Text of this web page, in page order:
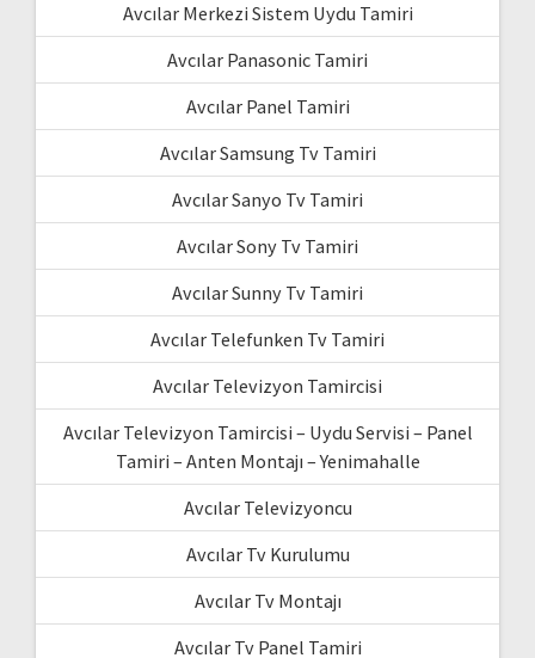
Avcılar Merkezi Sistem Uydu Tamiri
Avcılar Panasonic Tamiri
Avcılar Panel Tamiri
Avcılar Samsung Tv Tamiri
Avcılar Sanyo Tv Tamiri
Avcılar Sony Tv Tamiri
Avcılar Sunny Tv Tamiri
Avcılar Telefunken Tv Tamiri
Avcılar Televizyon Tamircisi
Avcılar Televizyon Tamircisi – Uydu Servisi – Panel
Tamiri – Anten Montajı – Yenimahalle
Avcılar Televizyoncu
Avcılar Tv Kurulumu
Avcılar Tv Montajı
Avcılar Tv Panel Tamiri